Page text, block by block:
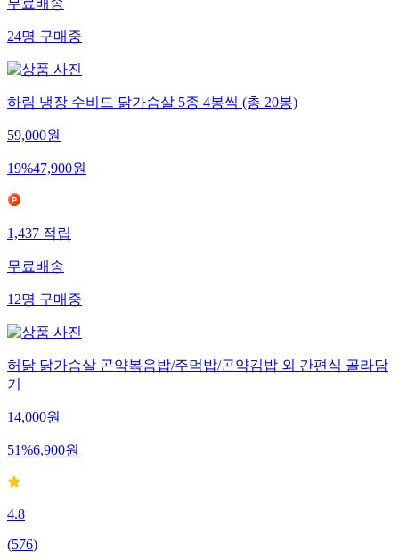
무료배송
24명구매중
하림 냉장 수비드 닭가슴살 5종 4봉씩 (총 20봉)
59,000원
19%47,900원
1,437적립
무료배송
12명구매중
허닭 닭가슴살 곤약볶음밥/주먹밥/곤약김밥 외 간편식 골라담
기
14,000원
51%6,900원
4.8
(576)